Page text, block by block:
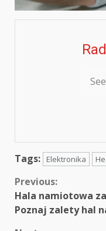
Tags: Elektronika
Continue
Reading
Previous:
Hala namiotowa
Poznaj zalety hal